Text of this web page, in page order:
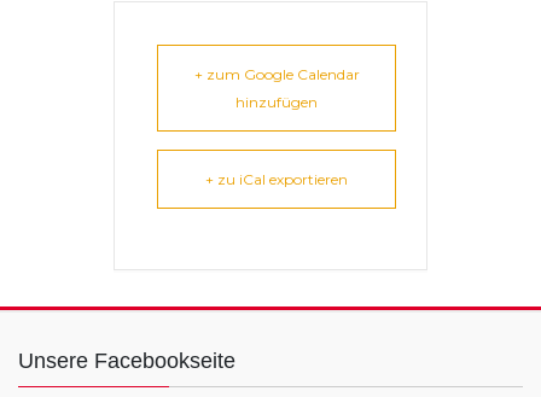
+ zum Google Calendar
hinzufügen
+ zu iCal exportieren
Unsere Facebookseite